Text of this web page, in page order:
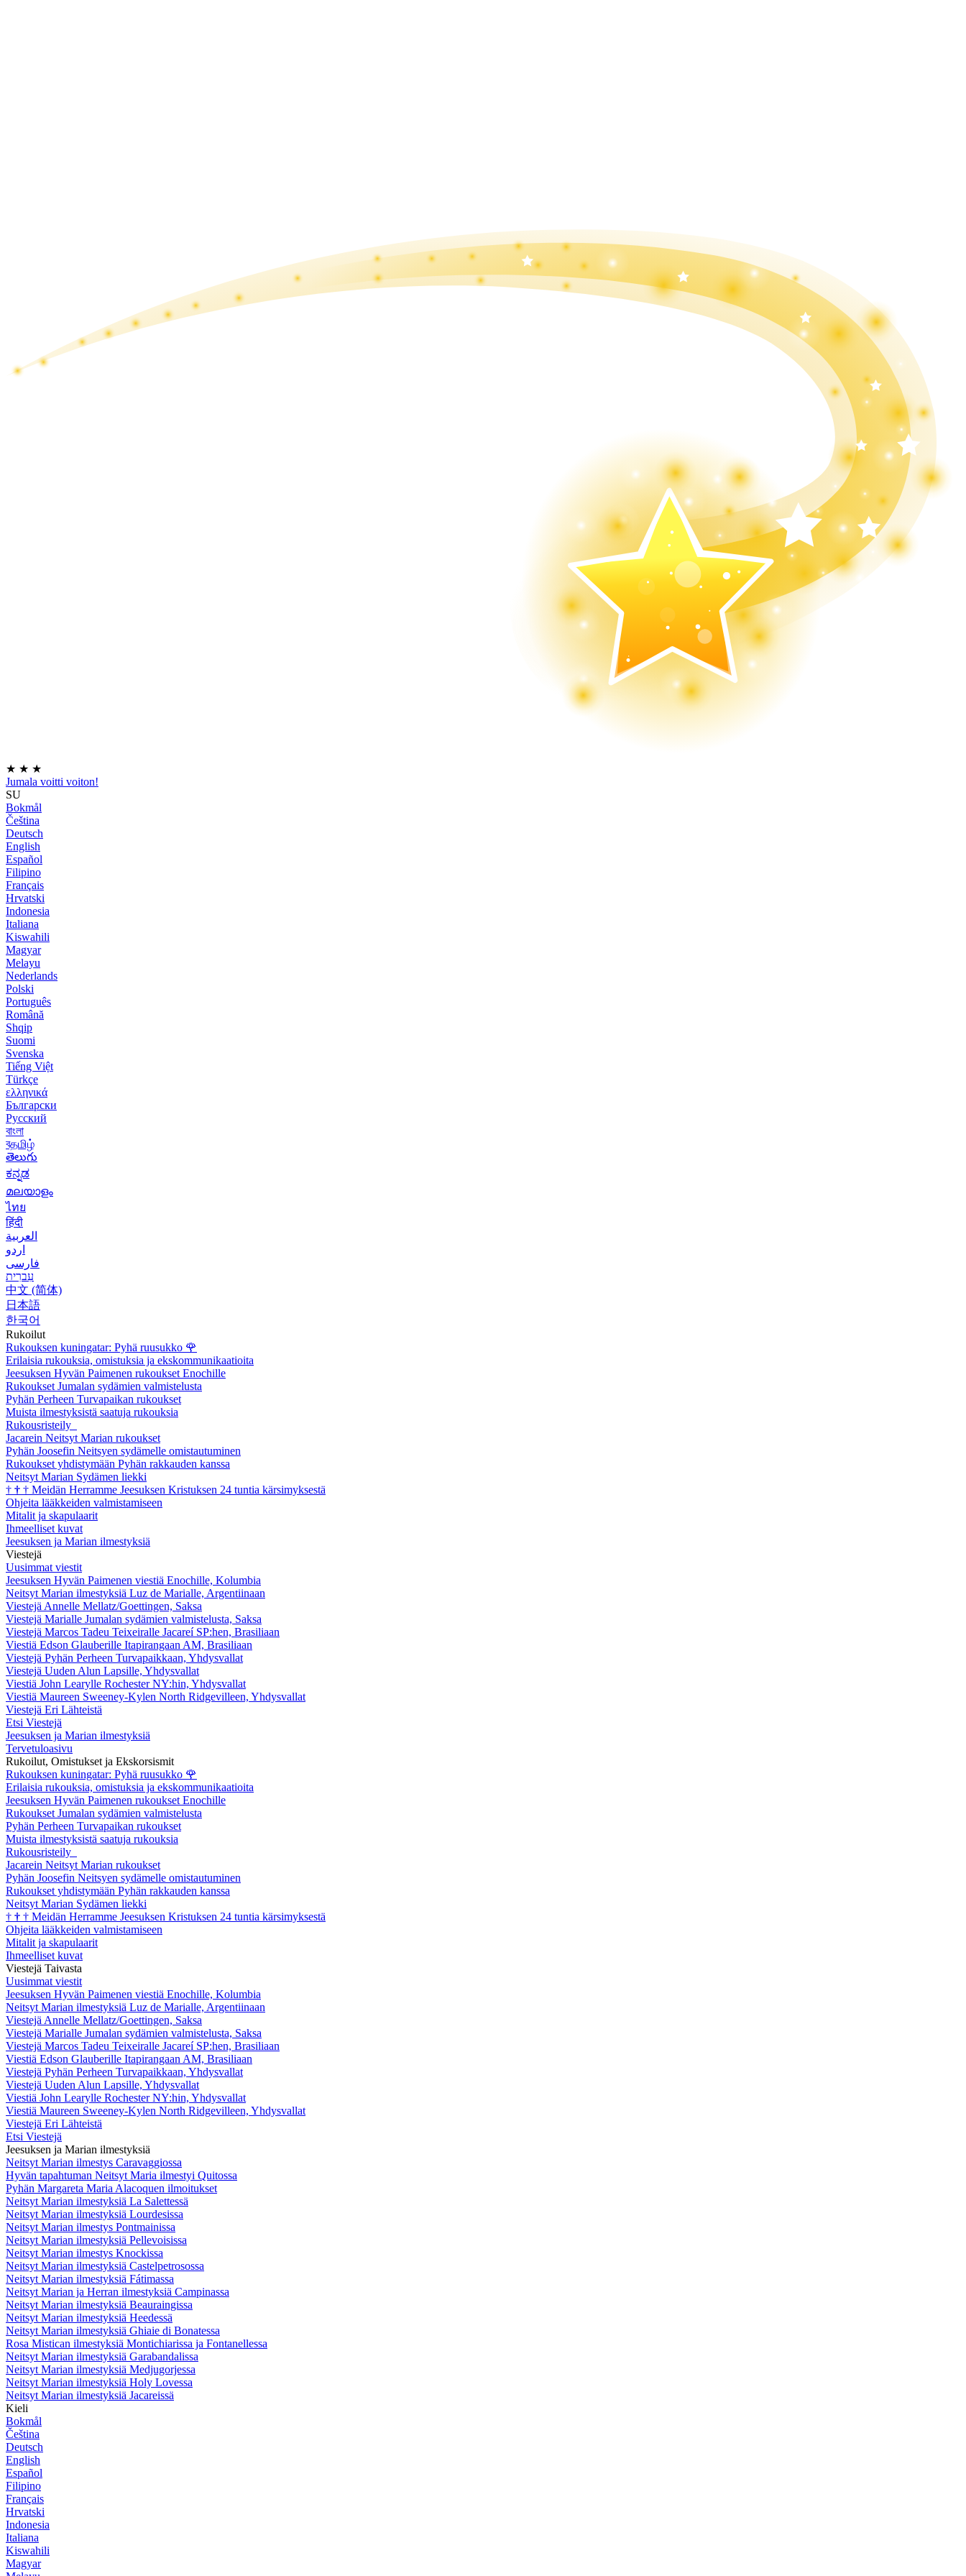
★ ★ ★
Jumala voitti voiton!
SU
Bokmål
Čeština
Deutsch
English
Español
Filipino
Français
Hrvatski
Indonesia
Italiana
Kiswahili
Magyar
Melayu
Nederlands
Polski
Português
Română
Shqip
Suomi
Svenska
Tiếng Việt
Türkçe
ελληνικά
Български
Русский
বাংলা
বதமிழ்
తెలుగు
ಕನ್ನಡ
മലയാളം
ไทย
हिंदी
العربية
اردو
فارسی
עִברִית
中文 (简体)
日本語
한국어
Rukoilut
Rukouksen kuningatar: Pyhä ruusukko 🌹
Erilaisia rukouksia, omistuksia ja ekskommunikaatioita
Jeesuksen Hyvän Paimenen rukoukset Enochille
Rukoukset Jumalan sydämien valmistelusta
Pyhän Perheen Turvapaikan rukoukset
Muista ilmestyksistä saatuja rukouksia
Rukousristeily
Jacarein Neitsyt Marian rukoukset
Pyhän Joosefin Neitsyen sydämelle omistautuminen
Rukoukset yhdistymään Pyhän rakkauden kanssa
Neitsyt Marian Sydämen liekki
† † † Meidän Herramme Jeesuksen Kristuksen 24 tuntia kärsimyksestä
Ohjeita lääkkeiden valmistamiseen
Mitalit ja skapulaarit
Ihmeelliset kuvat
Jeesuksen ja Marian ilmestyksiä
Viestejä
Uusimmat viestit
Jeesuksen Hyvän Paimenen viestiä Enochille, Kolumbia
Neitsyt Marian ilmestyksiä Luz de Marialle, Argentiinaan
Viestejä Annelle Mellatz/Goettingen, Saksa
Viestejä Marialle Jumalan sydämien valmistelusta, Saksa
Viestejä Marcos Tadeu Teixeiralle Jacareí SP:hen, Brasiliaan
Viestiä Edson Glauberille Itapirangaan AM, Brasiliaan
Viestejä Pyhän Perheen Turvapaikkaan, Yhdysvallat
Viestejä Uuden Alun Lapsille, Yhdysvallat
Viestiä John Learylle Rochester NY:hin, Yhdysvallat
Viestiä Maureen Sweeney-Kylen North Ridgevilleen, Yhdysvallat
Viestejä Eri Lähteistä
Etsi Viestejä
Jeesuksen ja Marian ilmestyksiä
Tervetuloasivu
Rukoilut, Omistukset ja Ekskorsismit
Rukouksen kuningatar: Pyhä ruusukko 🌹
Erilaisia rukouksia, omistuksia ja ekskommunikaatioita
Jeesuksen Hyvän Paimenen rukoukset Enochille
Rukoukset Jumalan sydämien valmistelusta
Pyhän Perheen Turvapaikan rukoukset
Muista ilmestyksistä saatuja rukouksia
Rukousristeily
Jacarein Neitsyt Marian rukoukset
Pyhän Joosefin Neitsyen sydämelle omistautuminen
Rukoukset yhdistymään Pyhän rakkauden kanssa
Neitsyt Marian Sydämen liekki
† † † Meidän Herramme Jeesuksen Kristuksen 24 tuntia kärsimyksestä
Ohjeita lääkkeiden valmistamiseen
Mitalit ja skapulaarit
Ihmeelliset kuvat
Viestejä Taivasta
Uusimmat viestit
Jeesuksen Hyvän Paimenen viestiä Enochille, Kolumbia
Neitsyt Marian ilmestyksiä Luz de Marialle, Argentiinaan
Viestejä Annelle Mellatz/Goettingen, Saksa
Viestejä Marialle Jumalan sydämien valmistelusta, Saksa
Viestejä Marcos Tadeu Teixeiralle Jacareí SP:hen, Brasiliaan
Viestiä Edson Glauberille Itapirangaan AM, Brasiliaan
Viestejä Pyhän Perheen Turvapaikkaan, Yhdysvallat
Viestejä Uuden Alun Lapsille, Yhdysvallat
Viestiä John Learylle Rochester NY:hin, Yhdysvallat
Viestiä Maureen Sweeney-Kylen North Ridgevilleen, Yhdysvallat
Viestejä Eri Lähteistä
Etsi Viestejä
Jeesuksen ja Marian ilmestyksiä
Neitsyt Marian ilmestys Caravaggiossa
Hyvän tapahtuman Neitsyt Maria ilmestyi Quitossa
Pyhän Margareta Maria Alacoquen ilmoitukset
Neitsyt Marian ilmestyksiä La Salettessä
Neitsyt Marian ilmestyksiä Lourdesissa
Neitsyt Marian ilmestys Pontmainissa
Neitsyt Marian ilmestyksiä Pellevoisissa
Neitsyt Marian ilmestys Knockissa
Neitsyt Marian ilmestyksiä Castelpetrosossa
Neitsyt Marian ilmestyksiä Fátimassa
Neitsyt Marian ja Herran ilmestyksiä Campinassa
Neitsyt Marian ilmestyksiä Beauraingissa
Neitsyt Marian ilmestyksiä Heedessä
Neitsyt Marian ilmestyksiä Ghiaie di Bonatessa
Rosa Mistican ilmestyksiä Montichiarissa ja Fontanellessa
Neitsyt Marian ilmestyksiä Garabandalissa
Neitsyt Marian ilmestyksiä Medjugorjessa
Neitsyt Marian ilmestyksiä Holy Lovessa
Neitsyt Marian ilmestyksiä Jacareissä
Kieli
Bokmål
Čeština
Deutsch
English
Español
Filipino
Français
Hrvatski
Indonesia
Italiana
Kiswahili
Magyar